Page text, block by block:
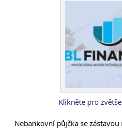
Klikněte pro
Nebankovní půjčka se